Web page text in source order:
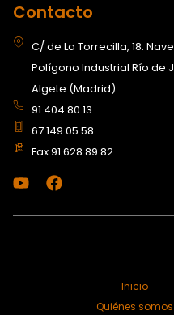
Contacto
C/ de La Torrecilla, 18.
Polígono Industrial Río de
Algete (Madrid)
91 404 80 13
67 149 05 58
Fax 91 628 89 82
Inicio
Quiénes somos